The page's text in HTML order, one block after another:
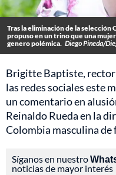
Tras la eliminación de la
propuso en un trino que una
genero polémica. Diego Pineda/
Brigitte Baptiste,
las redes sociales este
un comentario en
Reinaldo Rueda en la
Colombia masculina de
Síganos en nuestro
noticias de mayor interés